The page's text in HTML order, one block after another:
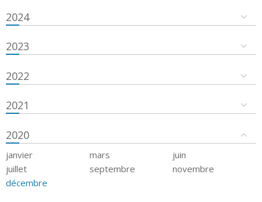
2024
2023
2022
2021
2020
janvier mars
juin
juillet
septembre
novembre
décembre